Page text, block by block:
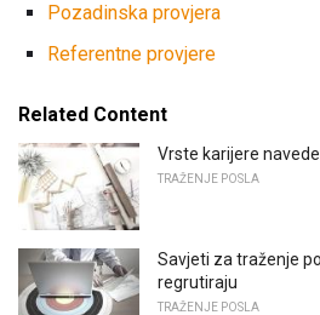
Pozadinska provjera
Referentne provjere
Related Content
Vrste karijere
TRAŽENJE POSLA
Savjeti za traženje
regrutiraju
TRAŽENJE POSLA